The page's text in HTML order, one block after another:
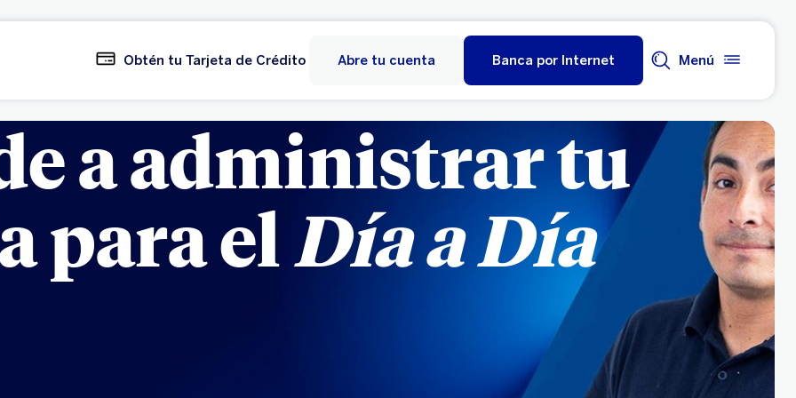
Obtén tu Tarjeta de Crédito Abre tu cuenta Banca por Internet Menú
a administrar tu
para elDía a Día